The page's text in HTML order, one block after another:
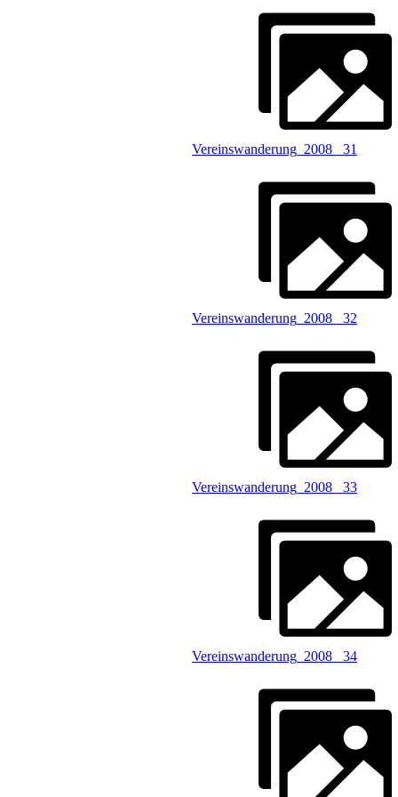
Vereinswanderung_2008 _31
Vereinswanderung_2008 _32
Vereinswanderung_2008 _33
Vereinswanderung_2008 _34